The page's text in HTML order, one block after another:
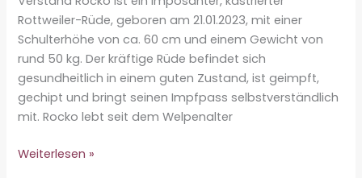
Rottweiler-Rüde, geboren am 21.01.2023, mit einer
Schulterhöhe von ca. 60 cm und einem Gewicht von
rund 50 kg. Der kräftige Rüde befindet sich
gesundheitlich in einem guten Zustand, ist geimpft,
gechipt und bringt seinen Impfpass selbstverständlich
mit. Rocko lebt seit dem Welpenalter
Vermittlungshilfe-
Weiterlesen »